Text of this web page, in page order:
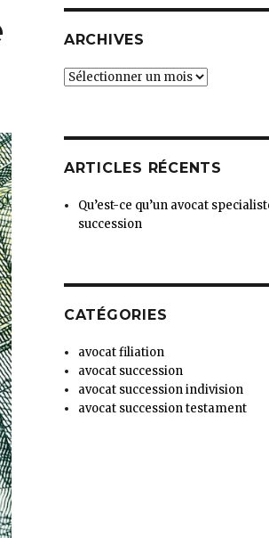
ARCHIVES
Archives
ARTICLES RÉCENTS
Qu’est-ce qu’un avocat
succession
CATÉGORIES
avocat filiation
avocat succession
avocat succession indivision
avocat succession testament